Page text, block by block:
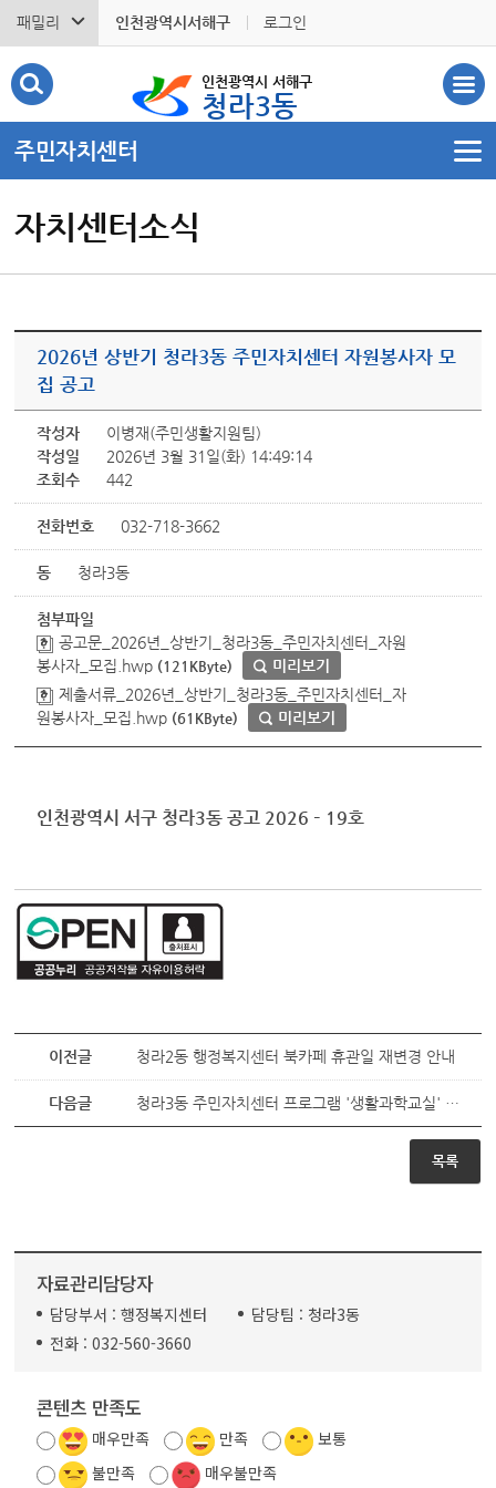
패밀리 인천광역시서해구 로그인
인천광역시 서해구
청라3동
주민자치센터
자치센터소식
2026년 상반기 청라3동 주민자치센터 자원봉사자 모
집 공고
작성자
이병재(주민생활지원팀)
작성일
2026년 3월 31일(화) 14:49:14
조회수
442
전화번호 032-718-3662
동 청라3동
첨부파일
공고문_2026년_상반기_청라3동_주민자치센터_자원
봉사자_모집.hwp (121KByte)
미리보기
제출서류_2026년_상반기_청라3동_주민자치센터_자
원봉사자_모집.hwp (61KByte) 미리보기
인천광역시 서구 청라3동 공고 2026 – 19호
이전글 청라2동 행정복지센터 북카페 휴관일 재변경 안내
다음글 청라3동 주민자치센터 프로그램 '생활과학교실' 폐강 안내
목록
자료관리담당자
담당부서 : 행정복지센터 담당팀 : 청라3동
전화 : 032-560-3660
콘텐츠 만족도
매우만족 만족
보통
불만족
매우불만족